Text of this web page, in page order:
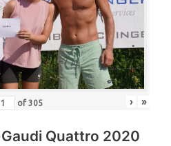
of 305 › »
Quattro 2020